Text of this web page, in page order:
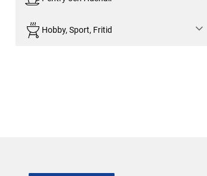
Hobby, Sport, Fritid